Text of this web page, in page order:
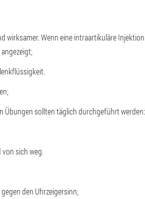
wirksamer. Wenn eine intraartikuläre Injektion
Übungen sollten täglich durchgeführt werden:
von sich weg.
den Uhrzeigersinn;